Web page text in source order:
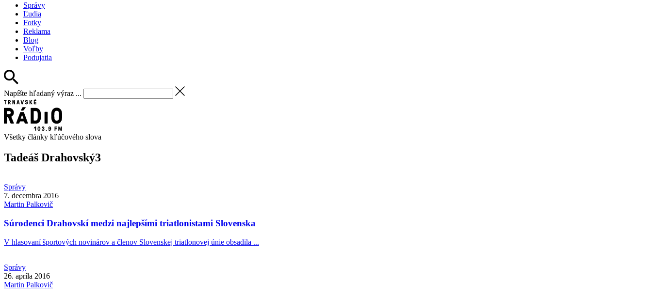
Správy
Ľudia
Fotky
Reklama
Blog
Voľby
Podujatia
Napíšte hľadaný výraz ...
Všetky články kľúčového slova
Tadeáš Drahovský3
Správy
7. decembra 2016
Martin Palkovič
Súrodenci Drahovskí medzi najlepšími triatlonistami Slovenska
V hlasovaní športových novinárov a členov Slovenskej triatlonovej únie obsadila ...
Správy
26. apríla 2016
Martin Palkovič